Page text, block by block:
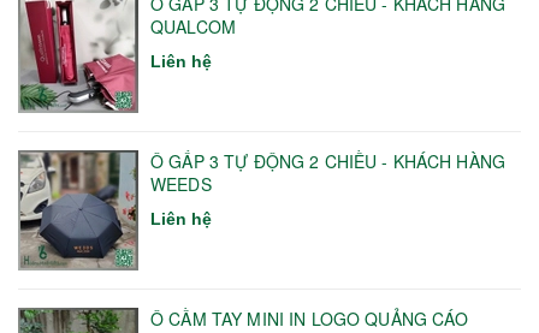
QUALCOM
Liên hệ
Ô GẤP 3 TỰ ĐỘNG 2 CHIỀU - KHÁCH HÀNG
WEEDS
Liên hệ
Ô CẦM TAY MINI IN LOGO QUẢNG CÁO